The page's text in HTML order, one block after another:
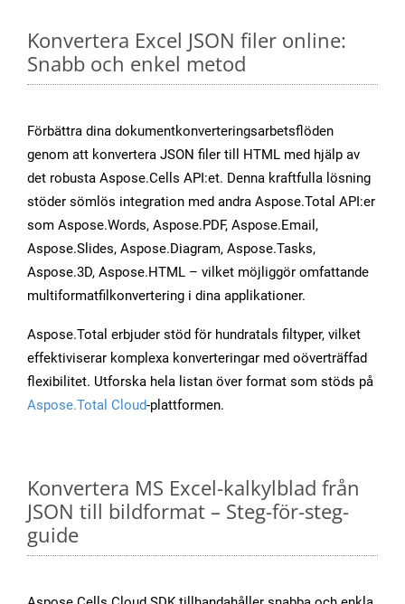
Konvertera Excel JSON filer online:
Snabb och enkel metod
Förbättra dina dokumentkonverteringsarbetsflöden
genom att konvertera JSON filer till HTML med hjälp av
det robusta Aspose.Cells API:et. Denna kraftfulla lösning
stöder sömlös integration med andra Aspose.Total API:er
som Aspose.Words, Aspose.PDF, Aspose.Email,
Aspose.Slides, Aspose.Diagram, Aspose.Tasks,
Aspose.3D, Aspose.HTML – vilket möjliggör omfattande
multiformatfilkonvertering i dina applikationer.
Aspose.Total erbjuder stöd för hundratals filtyper, vilket
effektiviserar komplexa konverteringar med oöverträffad
flexibilitet. Utforska hela listan över format som stöds på
Aspose.Total Cloud-plattformen.
Konvertera MS Excel-kalkylblad från
JSON till bildformat – Steg-för-steg-
guide